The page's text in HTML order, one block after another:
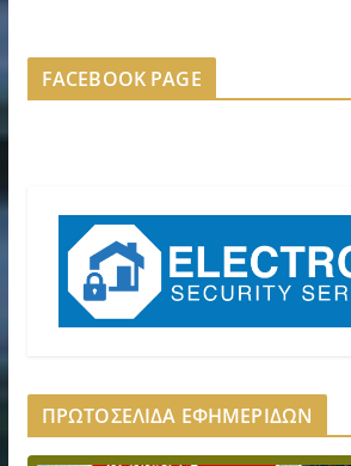
FACEBOOK PAGE
ΠΡΩΤΟΣΕΛΙΔΑ ΕΦΗΜΕΡΙΔΩΝ